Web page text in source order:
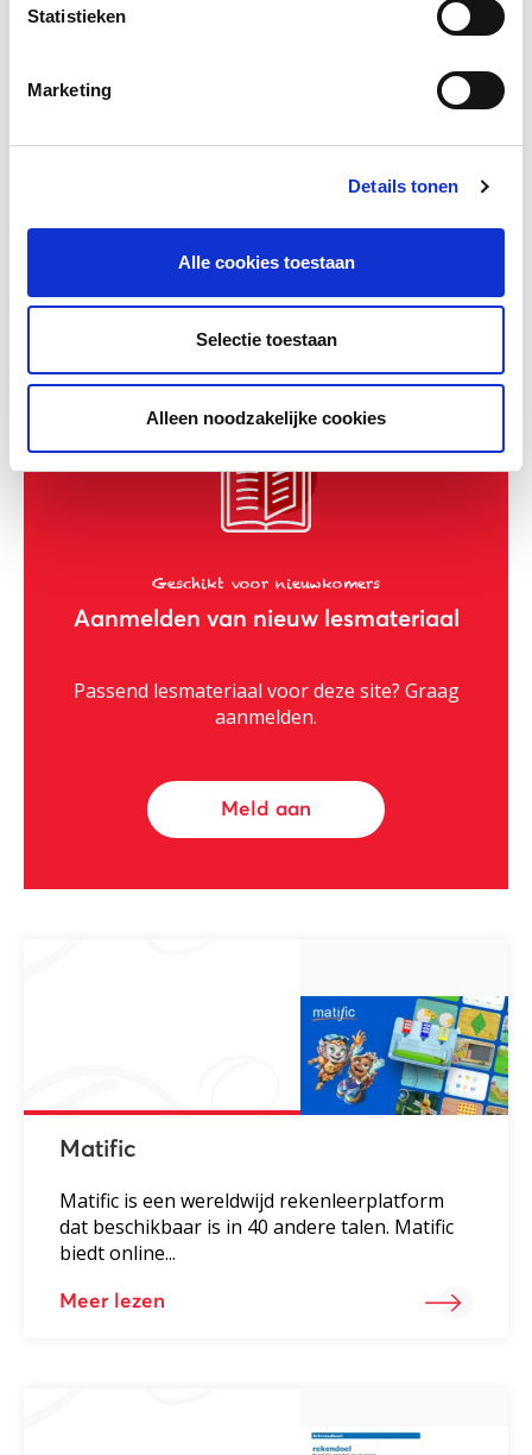
Statistieken
Marketing
Details tonen
Alle cookies toestaan
Selectie toestaan
Alleen noodzakelijke cookies
Leuker Leren – Klokkijken Memory
Zelfcontrolerend memoryspel waarmee
Geschikt voor nieuwkomers
Aanmelden van nieuw lesmateriaal
Passend lesmateriaal voor deze site? Graag
aanmelden.
Meld aan
Matific
Matific is een wereldwijd rekenleerplatform
dat beschikbaar is in 40 andere talen. Matific
biedt online...
Meer lezen